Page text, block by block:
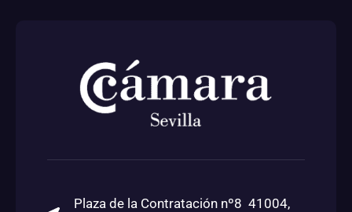
Plaza de la Contratación nº8 41004,